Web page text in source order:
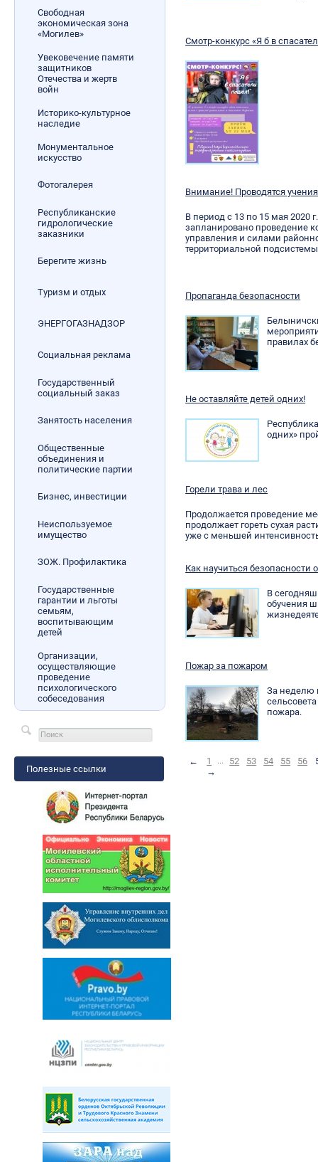
Свободная
экономическая зона
«Могилев»
Увековечение памяти
защитников
Отечества и жертв
войн
Историко-культурное
наследие
Монументальное
искусство
Фотогалерея
Республиканские
гидрологические
заказники
Берегите жизнь
Туризм и отдых
ЭНЕРГОГАЗНАДЗОР
Социальная реклама
Государственный
социальный заказ
Занятость населения
Общественные
объединения и
политические партии
Бизнес, инвестиции
Неиспользуемое
имущество
ЗОЖ. Профилактика
Государственные
гарантии и льготы
семьям,
воспитывающим
детей
Организации,
осуществляющие
проведение
психологического
собеседования
Полезные ссылки
Смотр-конкурс «Я б в
Внимание! Проводятся
В период с 13 по 15 мая 2020
запланировано проведение
управления и силами
территориальной
Пропаганда безопасности
правилах
Не оставляйте детей одних!
одних»
Горели трава и лес
Продолжается проведение
продолжает гореть сухая
уже с меньшей
Как научиться безопасности
В
обучения
Пожар за пожаром
За неделю
пожара.
← 1 ... 52 53 54 55 56
→